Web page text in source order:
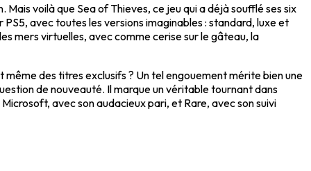
voilà que Sea of Thieves, ce jeu qui a déjà soufflé ses six
avec toutes les versions imaginables : standard, luxe et
mers virtuelles, avec comme cerise sur le gâteau, la
des titres exclusifs ? Un tel engouement mérite bien une
de nouveauté. Il marque un véritable tournant dans
avec son audacieux pari, et Rare, avec son suivi